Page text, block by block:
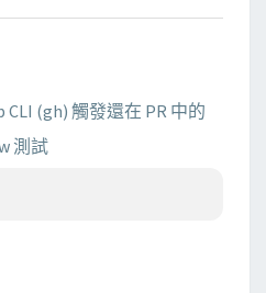
(gh) 觸發還在 PR 中的
測試